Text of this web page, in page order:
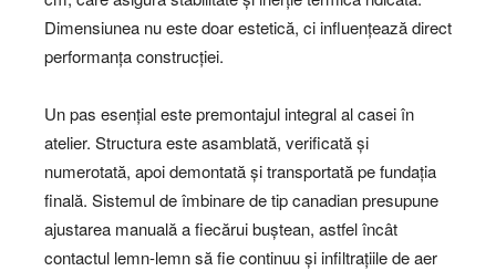
Dimensiunea nu este doar estetică, ci influențează direct
performanța construcției.
Un pas esențial este premontajul integral al casei în
atelier. Structura este asamblată, verificată și
numerotată, apoi demontată și transportată pe fundația
finală. Sistemul de îmbinare de tip canadian presupune
ajustarea manuală a fiecărui buștean, astfel încât
contactul lemn-lemn să fie continuu și infiltrațiile de aer